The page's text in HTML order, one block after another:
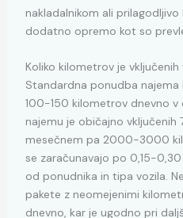
nakladalnikom ali
dodatno opremo kot so
Koliko kilometrov je
Standardna ponudba najema
100-150 kilometrov dnevno v
najemu je običajno
mesečnem pa 2000-3000
se zaračunavajo po 0,15-
od ponudnika in tipa vozila.
pakete z neomejenimi
dnevno, kar je ugodno pri